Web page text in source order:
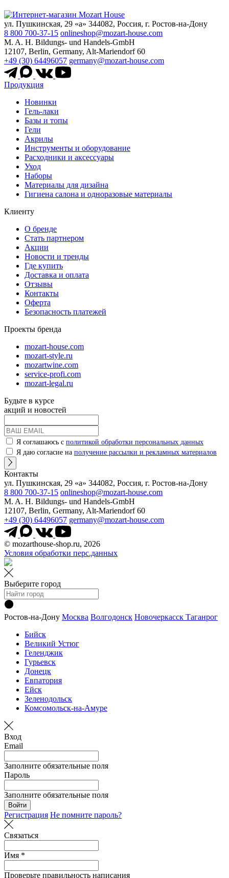
ул. Пушкинская, 29 «а» 344082, Россия, г. Ростов-на-Дону
8 800 700-37-15 onlineshop@mozart-house.com
M. A. H. Bildungs- und Handels-GmbH
12107, Berlin, Germany, Alt-Mariendorf 60
+49 (30) 64496057 germany@mozart-house.com
Продукция
Новинки
Гель-лаки
Базы и топы
Гели
Акрилы
Инструменты и оборудование
Расходники и аксессуары
Уход
Наборы
Материалы для дизайна
Гигиена салона и одноразовые материалы
Клиенту
О бренде
Стать партнером
Акции
Новости и тренды
Где купить
Доставка и оплата
Отзывы
Контакты
Оферта
Безопасность платежей
Проекты бренда
mozart-house.com
mozart-style.ru
mozartwine.com
service-profi.com
mozart-legal.ru
Будьте в курсе
акций и новостей
Я соглашаюсь с политикой обработки персональных данных
Я даю согласие на получение рассылки и рекламных материалов
Контакты
ул. Пушкинская, 29 «а» 344082, Россия, г. Ростов-на-Дону
8 800 700-37-15 onlineshop@mozart-house.com
M. A. H. Bildungs- und Handels-GmbH
12107, Berlin, Germany, Alt-Mariendorf 60
+49 (30) 64496057 germany@mozart-house.com
© mozarthouse-shop.ru, 2026
Условия обработки перс.данных
Выберите город
Ростов-на-Дону Москва Волгодонск Новочеркасск Таганрог
Бийск
Великий Устюг
Геленджик
Гурьевск
Донецк
Евпатория
Ейск
Зеленодольск
Комсомольск-на-Амуре
Вход
Email
Заполните обязательные поля
Пароль
Заполните обязательные поля
Войти
Регистрация Не помните пароль?
Связаться
Имя *
Проверьте правильность написания